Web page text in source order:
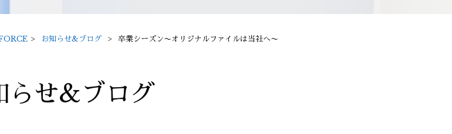
> お知らせ&ブログ > 卒業シーズン〜オリジナルファイルは当社へ〜
らせ&ブログ